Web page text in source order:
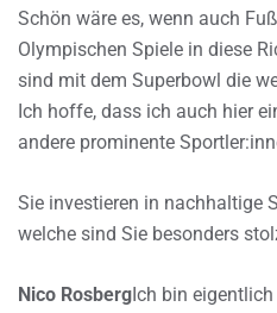
Schön wäre es, wenn auch
Olympischen Spiele in diese
sind mit dem Superbowl die
Ich hoffe, dass ich auch hier
andere prominente
Sie investieren in nachhaltige
welche sind Sie besonders
Nico RosbergIch bin